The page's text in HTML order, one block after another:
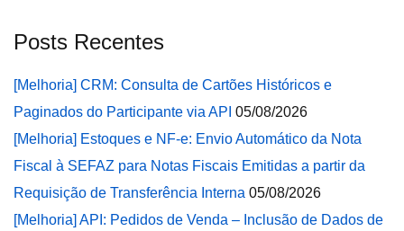
Posts Recentes
[Melhoria] CRM: Consulta de Cartões Históricos e
Paginados do Participante via API 05/08/2026
[Melhoria] Estoques e NF-e: Envio Automático da Nota
Fiscal à SEFAZ para Notas Fiscais Emitidas a partir da
Requisição de Transferência Interna 05/08/2026
[Melhoria] API: Pedidos de Venda – Inclusão de Dados de